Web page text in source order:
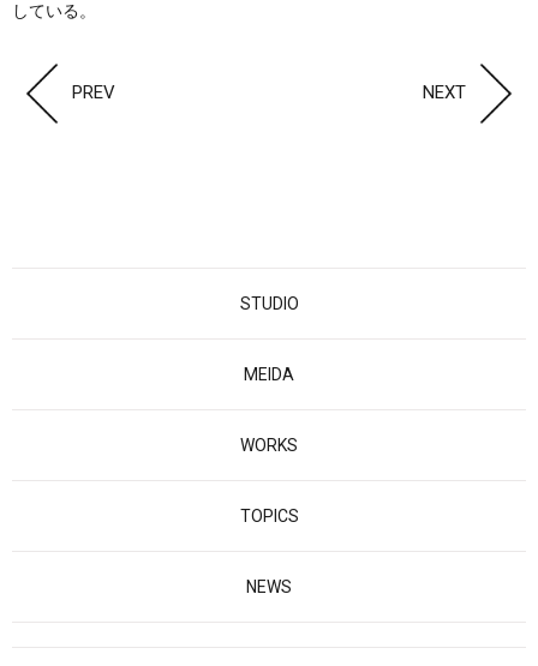
している。
PREV NEXT
STUDIO
MEIDA
WORKS
TOPICS
NEWS